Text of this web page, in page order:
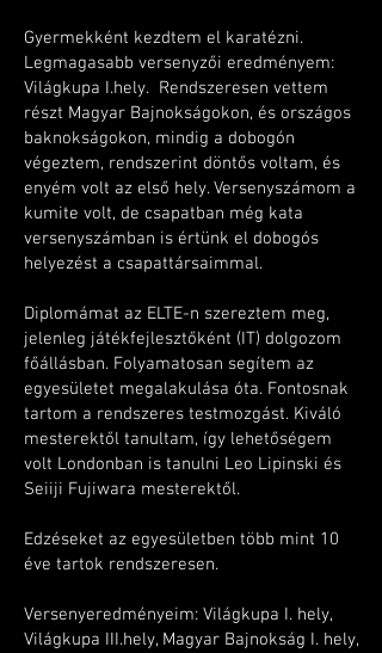
Gyermekként kezdtem el karatézni.
Legmagasabb versenyzői eredményem:
Világkupa I.hely. Rendszeresen vettem
részt Magyar Bajnokságokon, és országos
baknokságokon, mindig a dobogón
végeztem, rendszerint döntős voltam, és
enyém volt az első hely. Versenyszámom a
kumite volt, de csapatban még kata
versenyszámban is értünk el dobogós
helyezést a csapattársaimmal.
Diplomámat az ELTE-n szereztem meg,
jelenleg játékfejlesztőként (IT) dolgozom
főállásban. Folyamatosan segítem az
egyesületet megalakulása óta. Fontosnak
tartom a rendszeres testmozgást. Kiváló
mesterektől tanultam, így lehetőségem
volt Londonban is tanulni Leo Lipinski és
Seiiji Fujiwara mesterektől.
Edzéseket az egyesületben több mint 10
éve tartok rendszeresen.
Versenyeredményeim: Világkupa I. hely,
Világkupa III.hely, Magyar Bajnokság I. hely,